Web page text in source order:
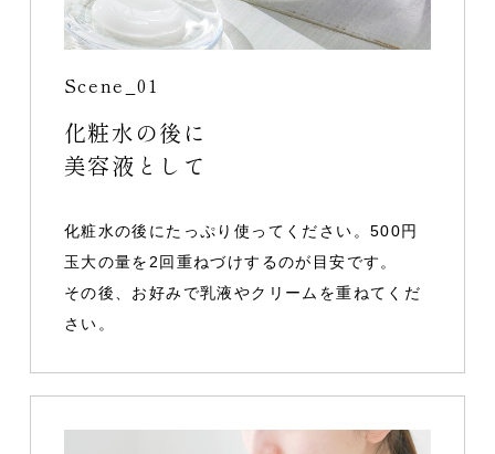
Scene_01
化粧水の後に
美容液として
化粧水の後にたっぷり使ってください。500円
玉大の量を2回重ねづけするのが目安です。
その後、お好みで乳液やクリームを重ねてくだ
さい。